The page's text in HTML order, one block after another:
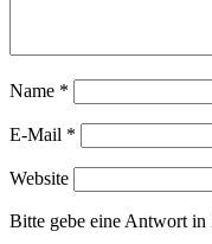
Name *
E-Mail *
Website
Bitte gebe eine Antwort